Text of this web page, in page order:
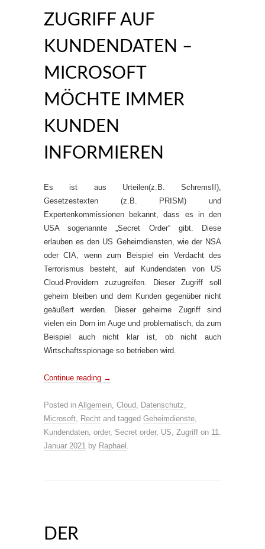
ZUGRIFF AUF
KUNDENDATEN –
MICROSOFT
MÖCHTE IMMER
KUNDEN
INFORMIEREN
Es ist aus Urteilen(z.B. SchremsII),
Gesetzestexten (z.B. PRISM) und
Expertenkommissionen bekannt, dass es in den
USA sogenannte „Secret Order“ gibt. Diese
erlauben es den US Geheimdiensten, wie der NSA
oder CIA, wenn zum Beispiel ein Verdacht des
Terrorismus besteht, auf Kundendaten von US
Cloud-Providern zuzugreifen. Dieser Zugriff soll
geheim bleiben und dem Kunden gegenüber nicht
geäußert werden. Dieser geheime Zugriff sind
vielen ein Dorn im Auge und problematisch, da zum
Beispiel auch nicht klar ist, ob nicht auch
Wirtschaftsspionage so betrieben wird.
Continue reading →
Posted in Allgemein, Cloud, Datenschutz,
Microsoft, Recht and tagged Geheimdienste,
Kundendaten, order, Secret order, US, Zugriff on 11.
Januar 2021 by Raphael .
DER